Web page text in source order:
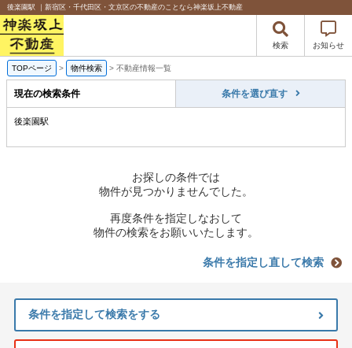
後楽園駅 ｜新宿区・千代田区・文京区の不動産のことなら神楽坂上不動産
検索 お知らせ
TOPページ > 物件検索 > 不動産情報一覧
現在の検索条件 条件を選び直す
後楽園駅
お探しの条件では
物件が見つかりませんでした。
再度条件を指定しなおして
物件の検索をお願いいたします。
条件を指定し直して検索
条件を指定して検索をする